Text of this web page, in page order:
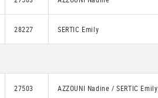
28227 SERTIC Emily
27503 AZZOUNI Nadine / SERTIC Emily